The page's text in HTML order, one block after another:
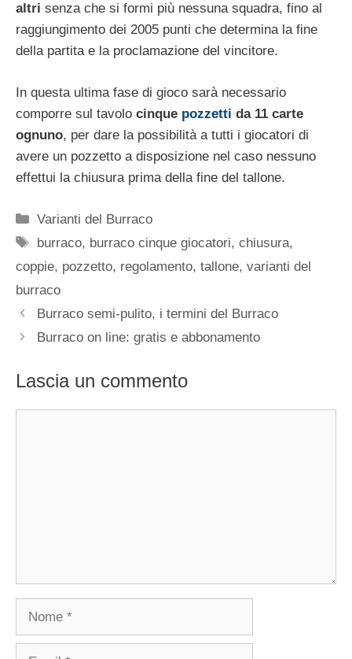
altri senza che si formi più nessuna squadra, fino al
raggiungimento dei 2005 punti che determina la fine
della partita e la proclamazione del vincitore.
In questa ultima fase di gioco sarà necessario
comporre sul tavolo cinque pozzetti da 11 carte
ognuno, per dare la possibilità a tutti i giocatori di
avere un pozzetto a disposizione nel caso nessuno
effettui la chiusura prima della fine del tallone.
Categorie
Varianti del Burraco
Tag
burraco, burraco cinque giocatori,chiusura,
coppie, pozzetto, regolamento, tallone, varianti del
burraco
Burraco semi-pulito, i termini del Burraco
Burraco on line: gratis e abbonamento
Lascia un commento